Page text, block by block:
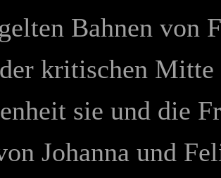
Bahnen von
kritischen Mitte
sie und die
Johanna und